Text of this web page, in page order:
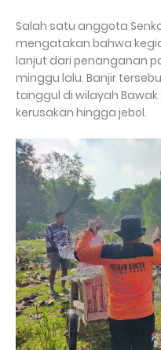
Salah satu anggota
mengatakan bahwa
lanjut dari penanganan
minggu lalu. Banjir
tanggul di wilayah
kerusakan hingga jebol.